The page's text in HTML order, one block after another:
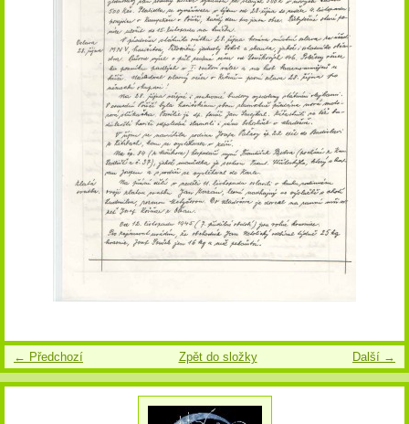
← Předchozí Další →
Zpět do složky